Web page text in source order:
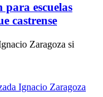
escuelas
castrense
Zaragoza si
Ignacio Zaragoza